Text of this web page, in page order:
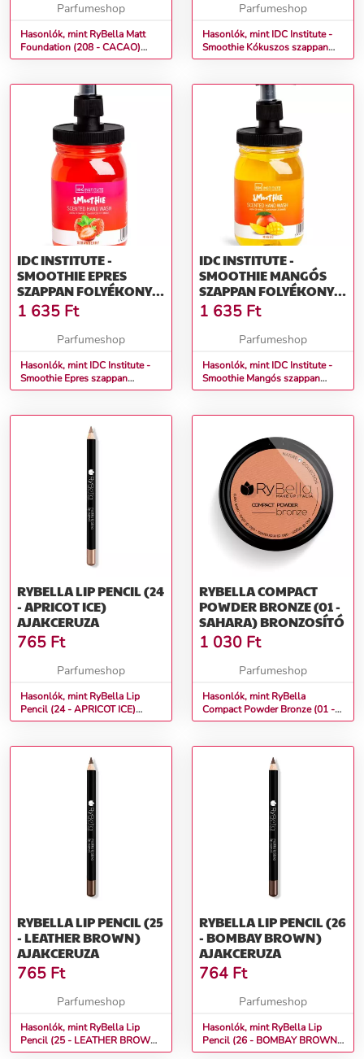
Parfumeshop
Hasonlók, mint RyBella Matt
Foundation (208 - CACAO)
Make-up 7g
Parfumeshop
Hasonlók, mint IDC Institute -
Smoothie Kókuszos szappan
Folyékony szappan 360 ml
IDC INSTITUTE -
SMOOTHIE EPRES
SZAPPAN FOLYÉKONY
SZAPPAN 360 ML
1 635 Ft
Parfumeshop
Hasonlók, mint IDC Institute -
Smoothie Epres szappan
Folyékony szappan 360 ml
IDC INSTITUTE -
SMOOTHIE MANGÓS
SZAPPAN FOLYÉKONY
SZAPPAN 360 ML
1 635 Ft
Parfumeshop
Hasonlók, mint IDC Institute -
Smoothie Mangós szappan
Folyékony szappan 360 ml
RYBELLA LIP PENCIL (24
- APRICOT ICE)
AJAKCERUZA
765 Ft
Parfumeshop
Hasonlók, mint RyBella Lip
Pencil (24 - APRICOT ICE)
Ajakceruza
RYBELLA COMPACT
POWDER BRONZE (01 -
SAHARA) BRONZOSÍTÓ
1 030 Ft
Parfumeshop
Hasonlók, mint RyBella
Compact Powder Bronze (01 -
SAHARA) Bronzosító
RYBELLA LIP PENCIL (25
- LEATHER BROWN)
AJAKCERUZA
765 Ft
Parfumeshop
Hasonlók, mint RyBella Lip
Pencil (25 - LEATHER BROWN)
Ajakceruza
RYBELLA LIP PENCIL (26
- BOMBAY BROWN)
AJAKCERUZA
764 Ft
Parfumeshop
Hasonlók, mint RyBella Lip
Pencil (26 - BOMBAY BROWN)
Ajakceruza